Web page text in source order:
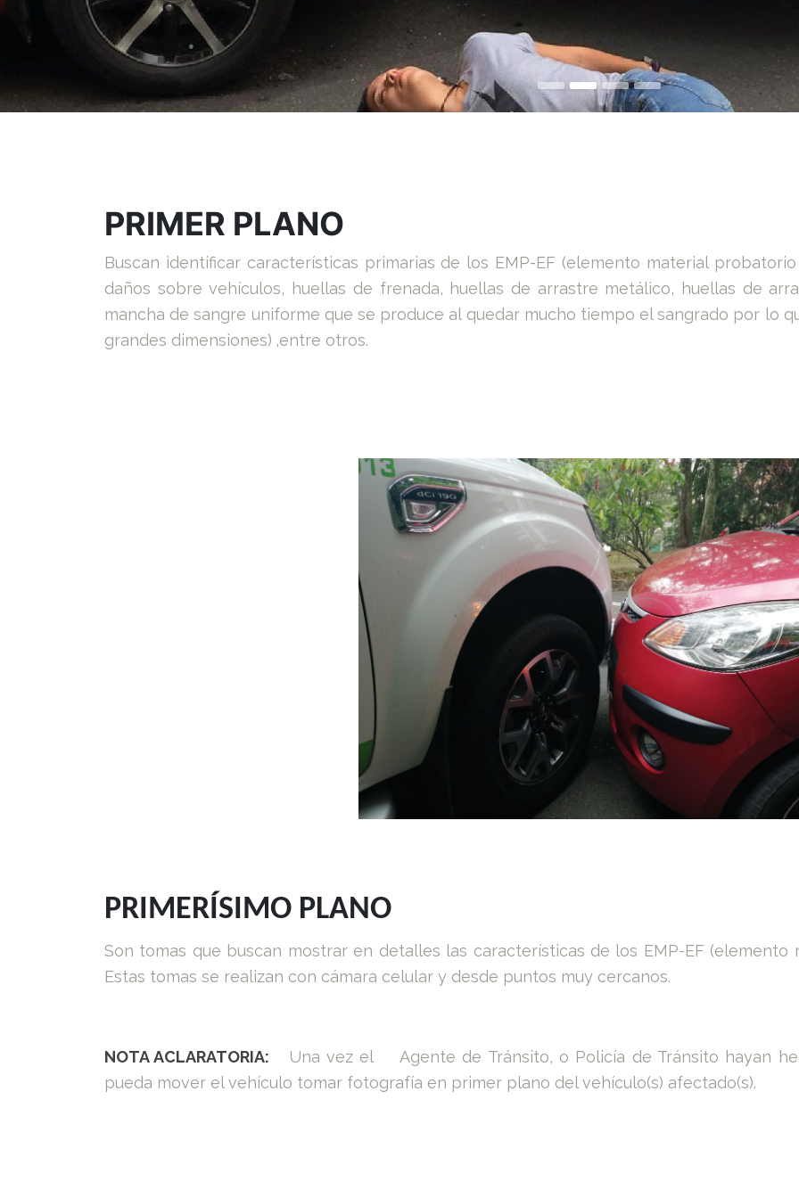
PRIMER PLANO
Buscan identificar características primarias de los EMP-EF (elemento material
daños sobre vehículos, huellas de frenada, huellas de arrastre metálico, huellas de
mancha de sangre uniforme que se produce al quedar mucho tiempo el sangrado por lo
grandes dimensiones) ,entre otros.
PRIMERÍSIMO PLANO
Son tomas que buscan mostrar en detalles las características de los EMP-EF (elemento
Estas tomas se realizan con cámara celular y desde puntos muy cercanos.
NOTA ACLARATORIA: Una vez el
Agente de Tránsito, o Policía de Tránsito hayan
pueda mover el vehículo tomar fotografía en primer plano del vehículo(s) afectado(s).